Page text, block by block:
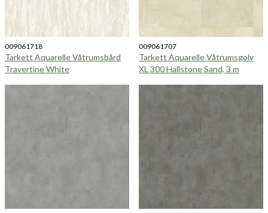
009061718
Tarkett Aquarelle Våtrumsbård
Travertine White
009061707
Tarkett Aquarelle Våtrumsgolv
XL 300 Hallstone Sand, 3 m